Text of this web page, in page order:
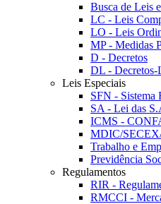
Busca de Leis
LC - Leis
LO - Leis
MP - Medidas
D - Decretos
DL - Decretos-
Leis Especiais
SFN - Sistema
SA - Lei das
ICMS -
MDIC/
Trabalho e
Previdência
Regulamentos
RIR -
RMCCI -